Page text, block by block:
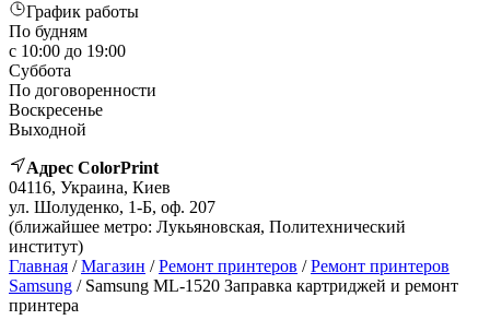
График работы
По будням
с 10:00 до 19:00
Суббота
По договоренности
Воскресенье
Выходной
Адрес ColorPrint
04116, Украина, Киев
ул. Шолуденко, 1-Б, оф. 207
(ближайшее метро: Лукьяновская, Политехнический
институт)
Главная /Магазин /Ремонт принтеров /Ремонт принтеров
Samsung / Samsung ML-1520 Заправка картриджей и ремонт
принтера